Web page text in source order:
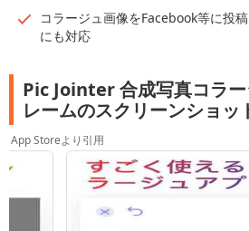
コラージュ画像をFacebook等に投
にも対応
Pic Jointer 合成写真コラ
レームのスクリーンショッ
App Storeより引用